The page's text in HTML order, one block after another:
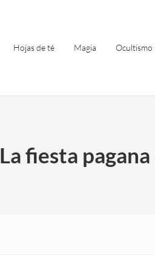
Hojas de té Magia Ocultismo
La fiesta